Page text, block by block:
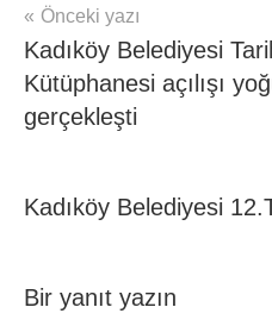
Yazı
gezinmesi
Önceki yazı
Kadıköy Belediyesi
Kütüphanesi açılışı
gerçekleşti
Kadıköy Belediyesi
Bir yanıt yazın